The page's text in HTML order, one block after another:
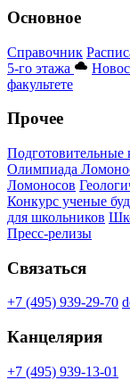
Основное
Справочник
5-го этажа
факультете
Прочее
Подготовительные
Олимпиада
Ломоносов
Конкурс ученые
для школьников
Пресс-релизы
Связаться
+7 (495) 939-29-70
Канцелярия
+7 (495) 939-13-01